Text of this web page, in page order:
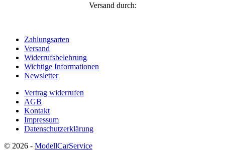
Versand durch:
Zahlungsarten
Versand
Widerrufsbelehrung
Wichtige Informationen
Newsletter
Vertrag widerrufen
AGB
Kontakt
Impressum
Datenschutzerklärung
© 2026 - ModellCarService